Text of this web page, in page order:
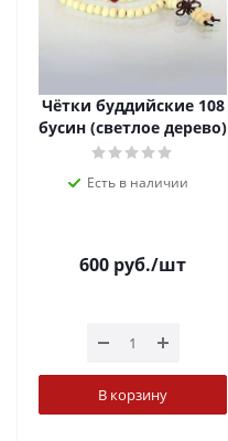
Чётки буддийские 108
бусин (светлое дерево)
Есть в наличии
600 руб./шт
В корзину